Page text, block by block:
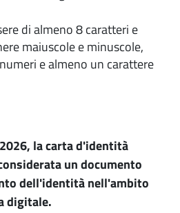
di almeno 8 caratteri e
maiuscole e minuscole,
e almeno un carattere
la carta d'identità
un documento
dell'identità nell'ambito
digitale.